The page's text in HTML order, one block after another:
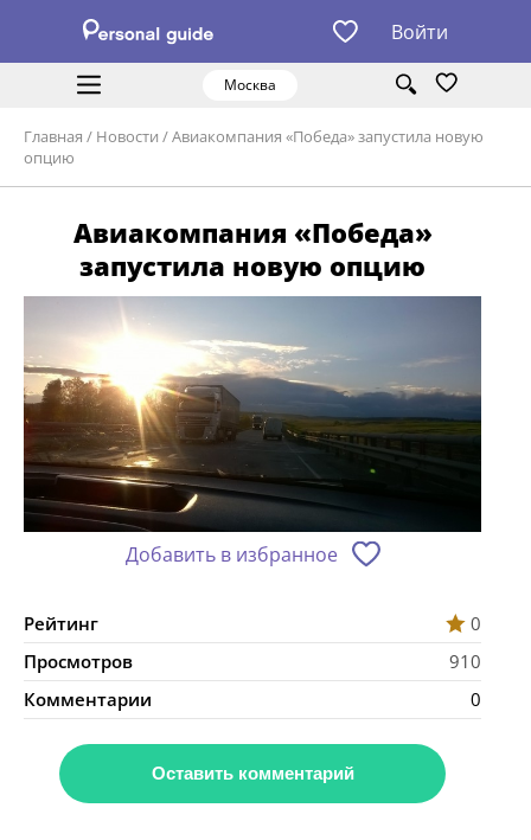
Войти
Москва
Главная / Новости /Авиакомпания «Победа» запустила новую
опцию
Авиакомпания «Победа»
запустила новую опцию
Добавить в избранное
Рейтинг
0
Просмотров
910
Комментарии
0
Оставить комментарий